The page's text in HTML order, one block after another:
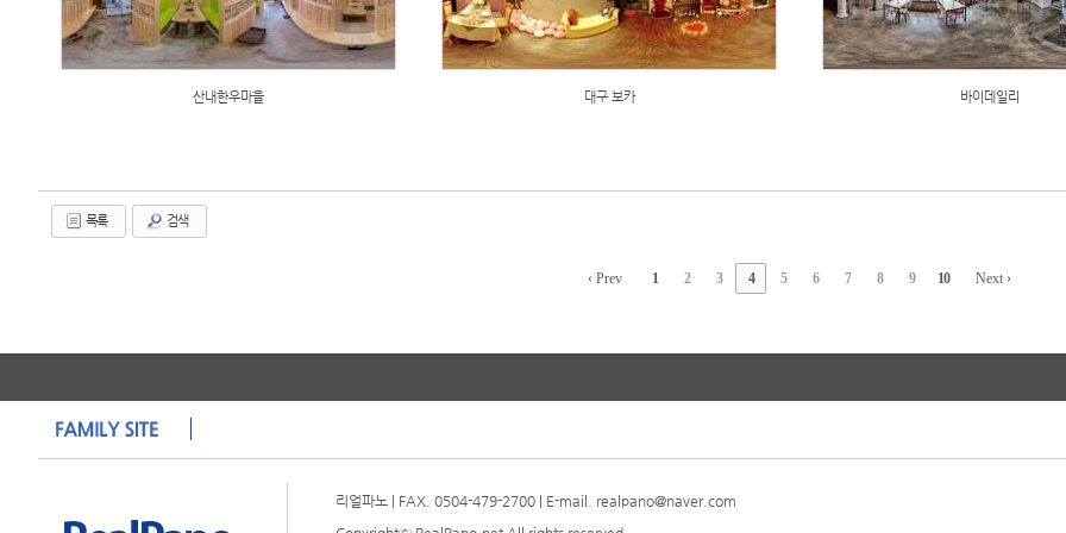
산내한우마을 대구 보카 바이데일리
목록 검색
‹ Prev 1 2 3 4 5 6 7 8 9 10 Next ›
리얼파노 | FAX. 0504-479-2700 | E-mail. realpano@naver.com